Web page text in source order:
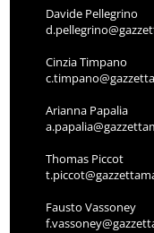
Davide Pellegrino
Cinzia Timpano
Arianna Papalia
Thomas Piccot
Fausto Vassoney